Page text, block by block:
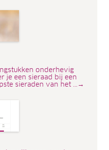
onderhevig
je een sieraad bij een
sieraden van het ...→